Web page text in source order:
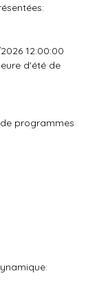
12:00:00
d'été de
programmes